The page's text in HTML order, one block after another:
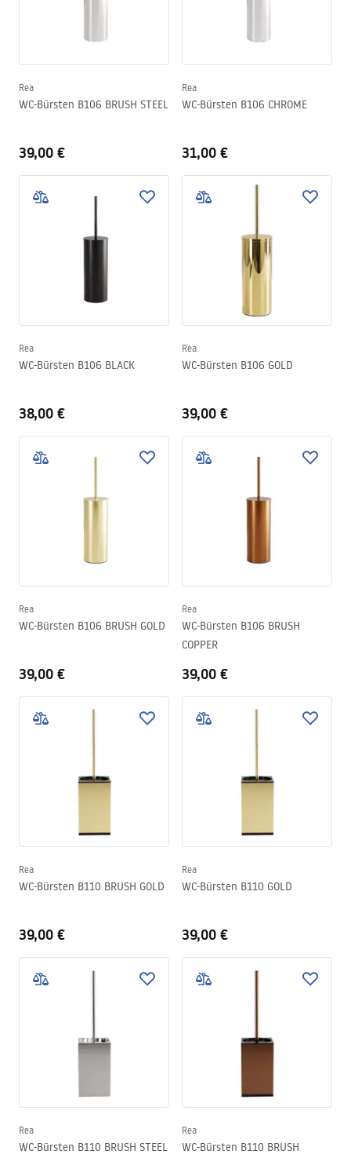
in Weiß sowie in einer Ausführung aus materialähnlichem Kristall
Es handelt sich also um eine dekorative Variante, die sich
hervorragend als zusätzliches dekoratives Element in deinem
Rea
WC-Bürsten B106 BRUSH STEEL
39,00 €
Rea
WC-Bürsten B106 CHROME
31,00 €
Rea
WC-Bürsten B106 BLACK
38,00 €
Rea
WC-Bürsten B106 GOLD
39,00 €
Rea
WC-Bürsten B106 BRUSH GOLD
39,00 €
Rea
WC-Bürsten B106 BRUSH
COPPER
39,00 €
Rea
WC-Bürsten B110 BRUSH GOLD
39,00 €
Rea
WC-Bürsten B110 GOLD
39,00 €
Rea
WC-Bürsten B110 BRUSH STEEL
Rea
WC-Bürsten B110 BRUSH